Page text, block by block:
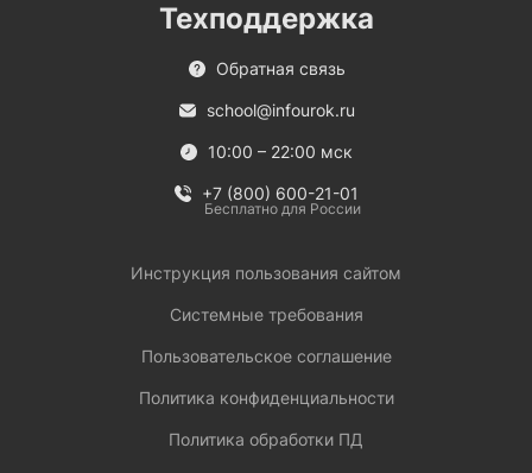
Техподдержка
Обратная связь
school@infourok.ru
10:00 – 22:00 мск
+7 (800) 600-21-01
Бесплатно для России
Инструкция пользования сайтом
Системные требования
Пользовательское соглашение
Политика конфиденциальности
Политика обработки ПД